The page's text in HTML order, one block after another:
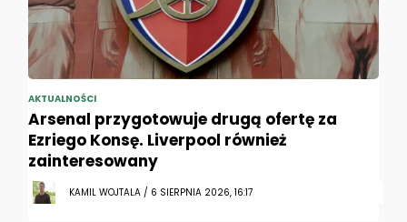
AKTUALNOŚCI
Arsenal przygotowuje drugą ofertę za
Ezriego Konsę. Liverpool również
zainteresowany
KAMIL WOJTALA / 6 SIERPNIA 2026, 16:17